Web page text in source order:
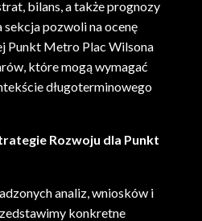
bilans, a także prognozy
pozwoli na ocenę
Punkt Metro Plac Wilsona
które mogą wymagać
długoterminowego
Rozwoju dla Punkt
analiz, wniosków i
konkretne